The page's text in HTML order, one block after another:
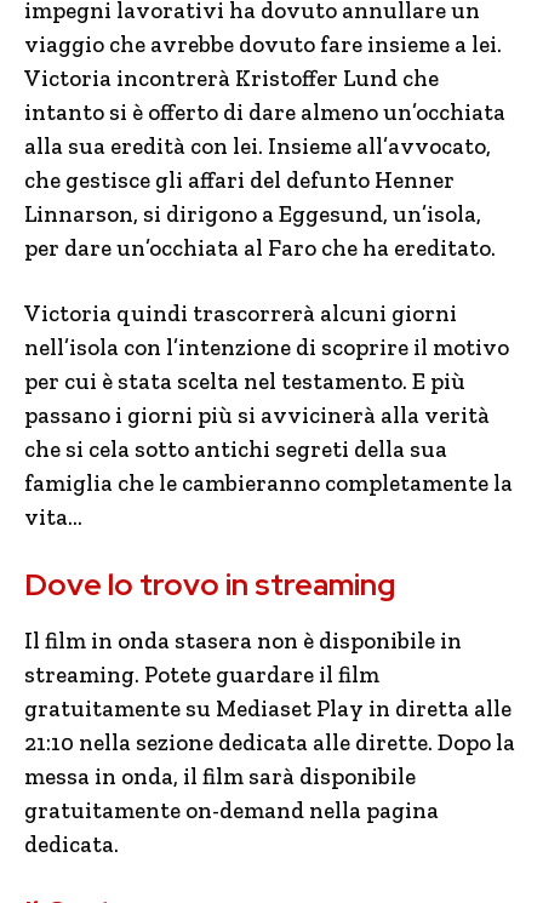
impegni lavorativi ha dovuto annullare un
viaggio che avrebbe dovuto fare insieme a lei.
Victoria incontrerà Kristoffer Lund che
intanto si è offerto di dare almeno un’occhiata
alla sua eredità con lei. Insieme all’avvocato,
che gestisce gli affari del defunto Henner
Linnarson, si dirigono a Eggesund, un’isola,
per dare un’occhiata al Faro che ha ereditato.
Victoria quindi trascorrerà alcuni giorni
nell’isola con l’intenzione di scoprire il motivo
per cui è stata scelta nel testamento. E più
passano i giorni più si avvicinerà alla verità
che si cela sotto antichi segreti della sua
famiglia che le cambieranno completamente la
vita…
Dove lo trovo in streaming
Il film in onda stasera non è disponibile in
streaming. Potete guardare il film
gratuitamente su Mediaset Play in diretta alle
21:10 nella sezione dedicata alle dirette. Dopo la
messa in onda, il film sarà disponibile
gratuitamente on-demand nella pagina
dedicata.